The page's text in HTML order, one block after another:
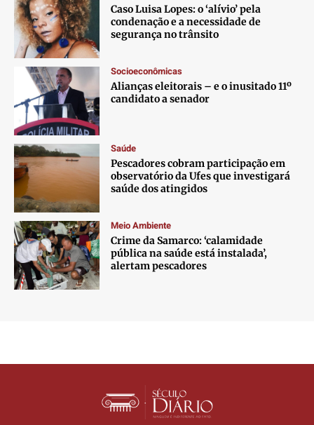
Caso Luisa Lopes: o ‘alívio’ pela
condenação e a necessidade de
segurança no trânsito
Socioeconômicas
Alianças eleitorais – e o inusitado 11º
candidato a senador
Saúde
Pescadores cobram participação em
observatório da Ufes que investigará
saúde dos atingidos
Meio Ambiente
Crime da Samarco: ‘calamidade
pública na saúde está instalada’,
alertam pescadores